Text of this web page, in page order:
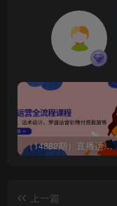
（14882期）直播运营全流程课程-5月更新：从起号、话术设计、罗盘运营到微付费投放等
上一篇